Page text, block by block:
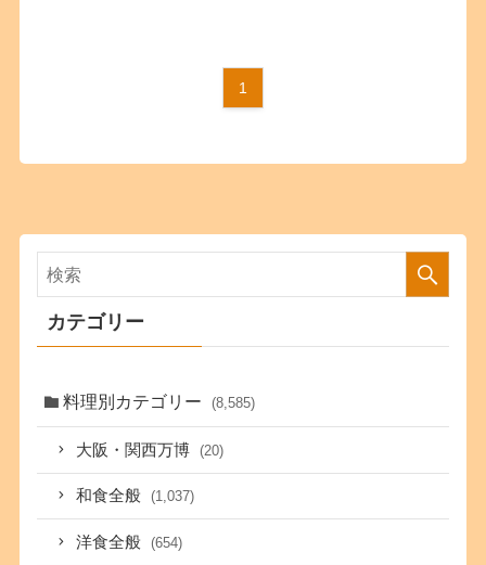
1
カテゴリー
料理別カテゴリー (8,585)
大阪・関西万博 (20)
和食全般 (1,037)
洋食全般 (654)